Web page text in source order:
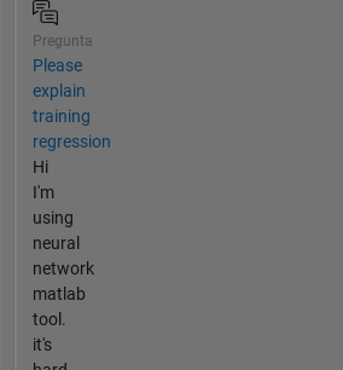
Pregunta
Please
explain
training
regression
Hi
I'm
using
neural
network
matlab
tool.
it's